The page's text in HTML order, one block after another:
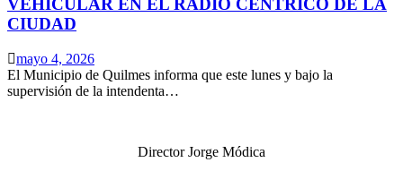
VEHICULAR EN EL RADIO CÉNTRICO DE LA
CIUDAD
mayo 4, 2026
El Municipio de Quilmes informa que este lunes y bajo la
supervisión de la intendenta…
Director Jorge Módica